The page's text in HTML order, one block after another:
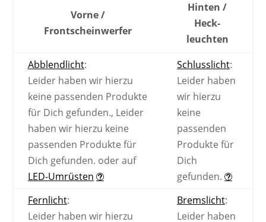
Vorne /
Front­scheinwerfer
Hinten /
Heck­
leuchten
Abblendlicht:
Leider haben wir hierzu
keine passenden Produkte
für Dich gefunden., Leider
haben wir hierzu keine
passenden Produkte für
Dich gefunden. oder auf
LED-Umrüsten
Schlusslicht:
Leider haben
wir hierzu
keine
passenden
Produkte für
Dich
gefunden.
Fernlicht:
Leider haben wir hierzu
Bremslicht:
Leider haben